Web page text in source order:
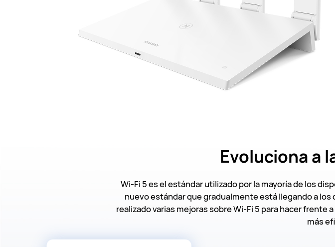
Evolucionaa
Wi-Fi 5 es el estándar utilizado por la mayoría de los
nuevo estándar que gradualmente está llegando a
realizado varias mejoras sobre Wi-Fi 5 para hacer frente
más